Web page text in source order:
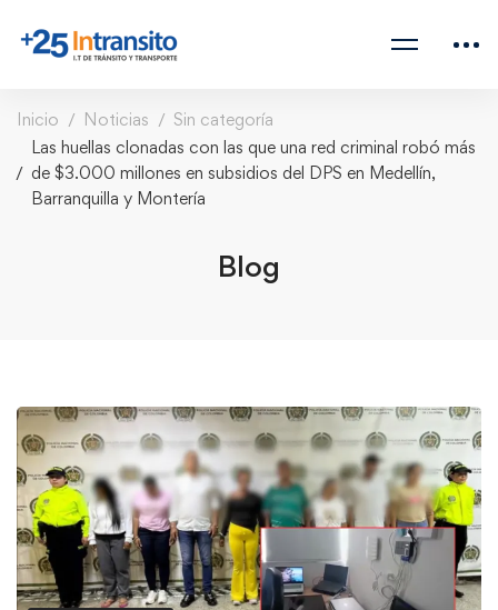
Inicio Noticias
Sin categoría
Las huellas clonadas con las que una red criminal robó más
de $3.000 millones en subsidios del DPS en Medellín,
Barranquilla y Montería
Blog